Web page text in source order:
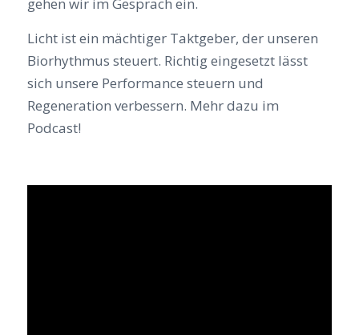
gehen wir im Gespräch ein.
Licht ist ein mächtiger Taktgeber, der unseren
Biorhythmus steuert. Richtig eingesetzt lässt
sich unsere Performance steuern und
Regeneration verbessern. Mehr dazu im
Podcast!